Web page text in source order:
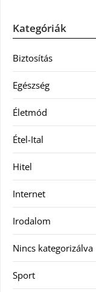
Kategóriák
Biztosítás
Egészség
Életmód
Étel-Ital
Hitel
Internet
Irodalom
Nincs kategorizálva
Sport